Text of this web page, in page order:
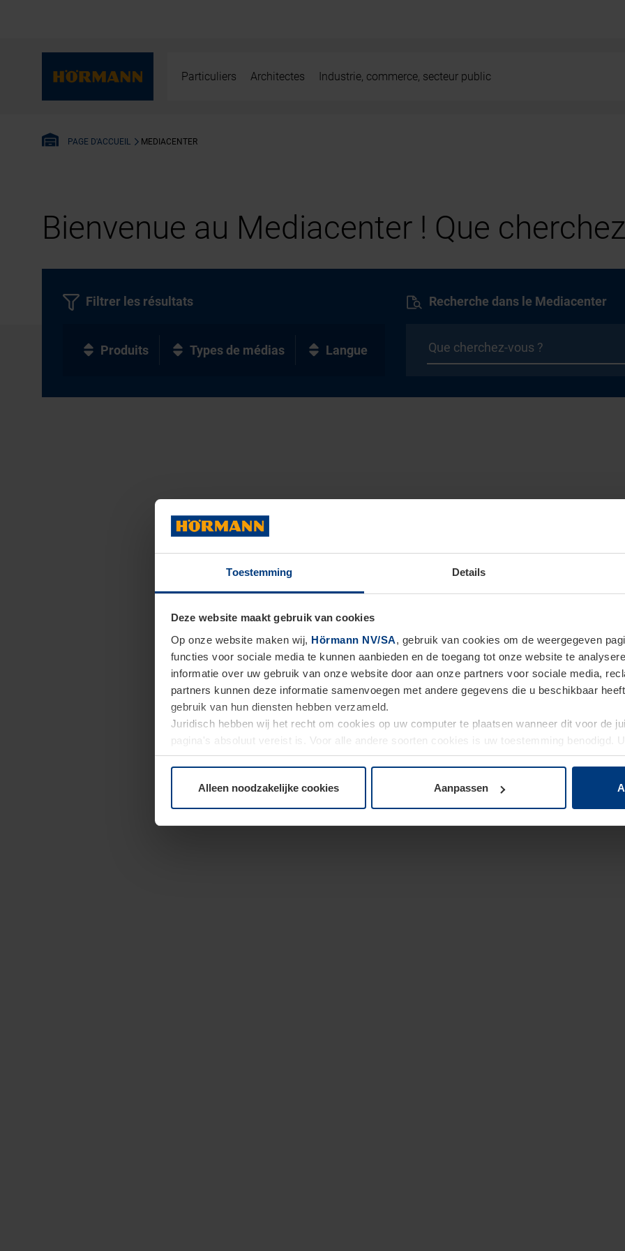
Toestemming Details
Deze website maakt gebruik van cookies
Op onze website maken wij, Hörmann NV/SA, gebruik van cookies om de weergegeven
functies voor sociale media te kunnen aanbieden en de toegang tot onze website te
informatie over uw gebruik van onze website door aan onze partners voor sociale media,
partners kunnen deze informatie samenvoegen met andere gegevens die u beschikbaar
gebruik van hun diensten hebben verzameld.
Juridisch hebben wij het recht om cookies op uw computer te plaatsen wanneer dit voor de
pagina's absoluut vereist is. Voor alle andere soorten cookies is uw toestemming benodigd.
moment bij de uitleg van de cookies op paginaPrivacyverklaringop onze website wijzigen
Alleen noodzakelijke cookies Aanpassen
Particuliers Architectes Industrie, commerce, secteur public
PAGE D'ACCUEIL MEDIACENTER
Bienvenue au Mediacenter ! Que
Recherche dans le Mediacenter
Filtrer les résultats
Produits Types de médias Langue